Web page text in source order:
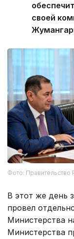
своей
Фото: Правительство
В этот же день
провел
Министерства
Министерства